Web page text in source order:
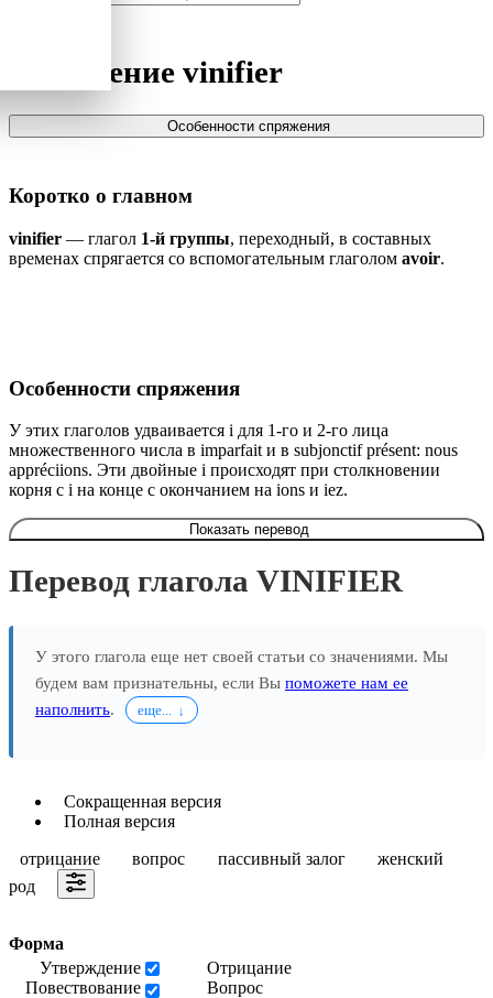
Спряжение vinifier
Особенности спряжения
Коротко о главном
vinifier — глагол 1-й группы, переходный, в составных
временах спрягается со вспомогательным глаголом avoir.
Особенности спряжения
У этих глаголов удваивается i для 1-го и 2-го лица
множественного числа в imparfait и в subjonctif présent: nous
appréciions. Эти двойные i происходят при столкновении
корня с i на конце с окончанием на ions и iez.
Показать перевод
Перевод глагола VINIFIER
У этого глагола еще нет своей статьи со значениями. Мы
будем вам признательны, если Вы поможете нам ее
наполнить. еще...
Сокращенная версия
Полная версия
отрицание
вопрос пассивный залог
женский
род
Форма
Утверждение
Повествование
Отрицание
Вопрос